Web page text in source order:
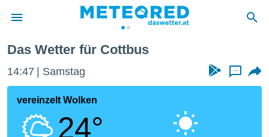
wurde
dass
Das Wetter für Cottbus
14:47 Samstag ...
vereinzelt Wolken
24°